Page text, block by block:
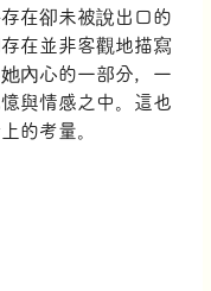
在卻未被說出口的
在並非客觀地描寫
內心的一部分，一
與情感之中。這也
的考量。